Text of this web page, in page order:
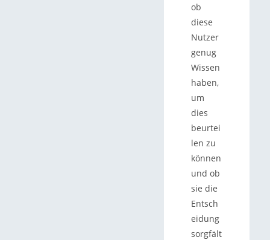
ob
diese
Nutzer
genug
Wissen
haben,
um
dies
beurtei
len zu
können
und ob
sie die
Entsch
eidung
sorgfält